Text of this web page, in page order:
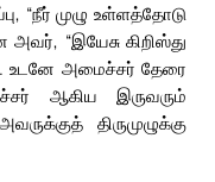
“நீர் முழு உள்ளத்தோடு
“இயேசு கிறிஸ்து
உடனே அமைச்சர் தேரை
ஆகிய இருவரும்
திருமுழுக்கு